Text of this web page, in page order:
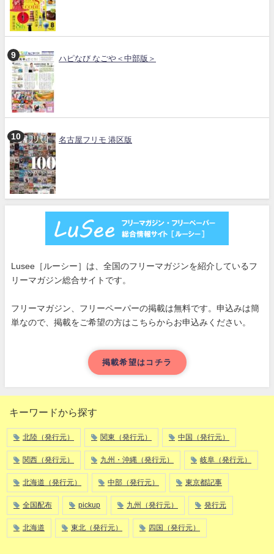
ハピなび なごや＜中部版＞
名古屋フリモ 港区版
Lusee［ルーシー］は、全国のフリーマガジンを紹介しているフ
リーマガジン総合サイトです。
フリーマガジン、フリーペーパーの掲載は無料です。申込みは簡
単なので、掲載をご希望の方はこちらからお申込みください。
掲載希望はコチラ
キーワードから探す
北陸（発行元） 関東（発行元） 中国（発行元）
関西（発行元） 九州・沖縄（発行元） 岐阜（発行元）
北海道（発行元） 中部（発行元） 東京都記事
全国配布 pickup 九州（発行元） 発行元
北海道 東北（発行元） 四国（発行元）